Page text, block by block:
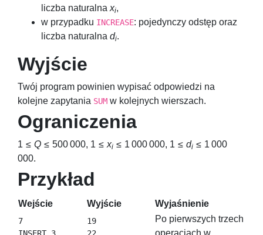
liczba naturalna xi,
w przypadku INCREASE: pojedynczy odstęp oraz
liczba naturalna di.
Wyjście
Twój program powinien wypisać odpowiedzi na
kolejne zapytania SUM w kolejnych wierszach.
Ograniczenia
1 ≤ Q ≤ 500 000, 1 ≤ xi ≤ 1 000 000, 1 ≤ di ≤ 1 000
000.
Przykład
Wejście Wyjście Wyjaśnienie
7
19
Po pierwszych trzech